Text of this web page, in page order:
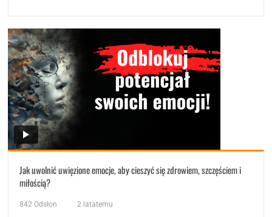
Jak uwolnić uwięzione emocje, aby cieszyć się zdrowiem, szczęściem i
miłością?
842 Odsłon 2 latatemu